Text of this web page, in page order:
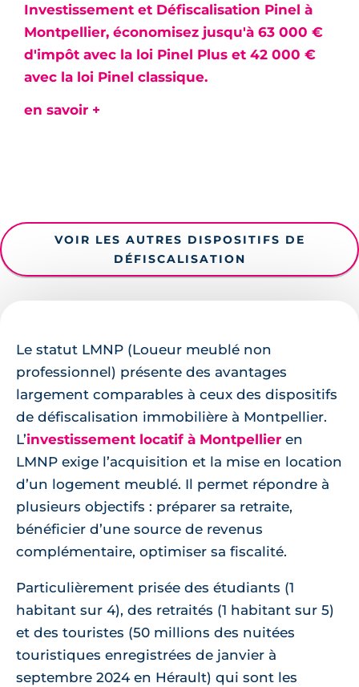
Investissement et Défiscalisation Pinel à
Montpellier, économisez jusqu'à 63 000 €
d'impôt avec la loi Pinel Plus et 42 000 €
avec la loi Pinel classique.
en savoir +
VOIR LES AUTRES DISPOSITIFS DE
DÉFISCALISATION
Le statut LMNP (Loueur meublé non
professionnel) présente des avantages
largement comparables à ceux des dispositifs
de défiscalisation immobilière à Montpellier.
L’investissement locatif à Montpellier en
LMNP exige l’acquisition et la mise en location
d’un logement meublé. Il permet répondre à
plusieurs objectifs : préparer sa retraite,
bénéficier d’une source de revenus
complémentaire, optimiser sa fiscalité.
Particulièrement prisée des étudiants (1
habitant sur 4), des retraités (1 habitant sur 5)
et des touristes (50 millions des nuitées
touristiques enregistrées de janvier à
septembre 2024 en Hérault) qui sont les